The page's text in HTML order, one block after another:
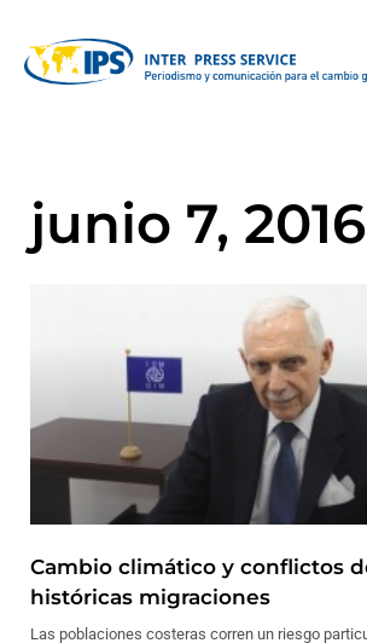
junio 7, 2016
Cambio climático y conflictos
históricas migraciones
Las poblaciones costeras corren un riesgo